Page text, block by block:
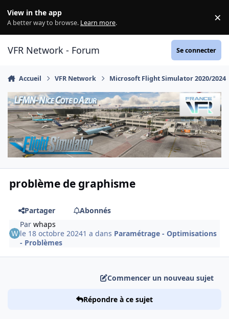
View in the app
A better way to browse. Learn more. ×
VFR Network - Forum Se connecter
Accueil VFR Network Microsoft Flight Simulator 2020/2024
problème de graphisme
Partager
Abonnés
Parwhaps
le 18 octobre 20241 a dans Paramétrage - Optimisations
- Problèmes
Commencer un nouveau sujet
Répondre à ce sujet